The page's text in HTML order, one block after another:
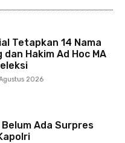
Tetapkan 14 Nama
dan Hakim Ad Hoc MA
2026
Belum Ada Surpres